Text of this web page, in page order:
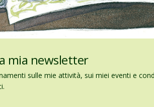
mia newsletter
sulle mie attività, sui miei eventi e